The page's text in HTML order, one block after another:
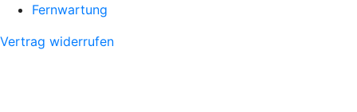
Fernwartung
Vertrag widerrufen